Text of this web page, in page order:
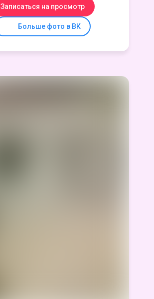
Записаться на просмотр
Больше фото в ВК